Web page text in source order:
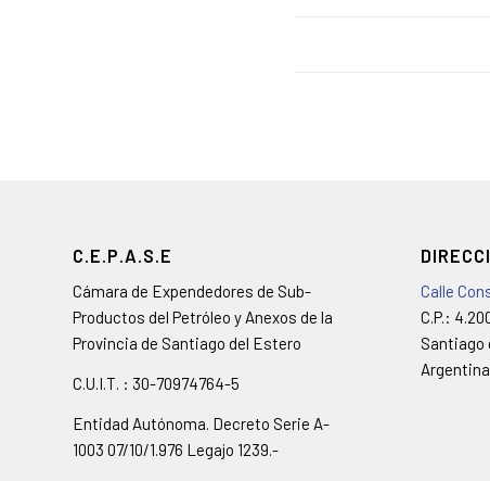
C.E.P.A.S.E
Cámara de Expendedores de Sub-
Productos del Petróleo y Anexos de la
Provincia de Santiago del Estero
C.U.I.T. : 30-70974764-5
Entidad Autónoma. Decreto Serie A-
1003 07/10/1.976 Legajo 1239.-
Calle
C.P.:
Santiago
Argentina